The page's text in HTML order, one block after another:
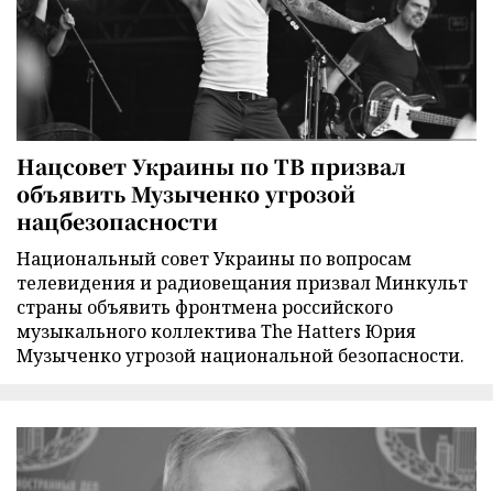
Нацсовет Украины по ТВ призвал
объявить Музыченко угрозой
нацбезопасности
Национальный совет Украины по вопросам
телевидения и радиовещания призвал Минкульт
страны объявить фронтмена российского
музыкального коллектива The Hatters Юрия
Музыченко угрозой национальной безопасности.